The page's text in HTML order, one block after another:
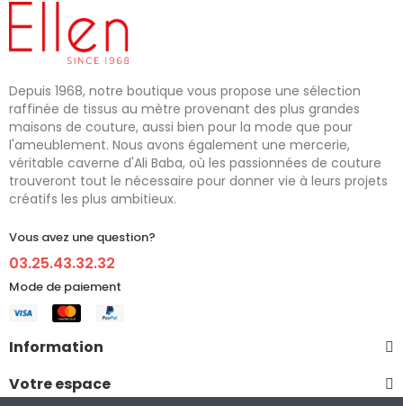
Depuis 1968, notre boutique vous propose une sélection
raffinée de tissus au mètre provenant des plus grandes
maisons de couture, aussi bien pour la mode que pour
l'ameublement. Nous avons également une mercerie,
véritable caverne d'Ali Baba, où les passionnées de couture
trouveront tout le nécessaire pour donner vie à leurs projets
créatifs les plus ambitieux.
Vous avez une question?
03.25.43.32.32
Mode de paiement
Information
Votre espace